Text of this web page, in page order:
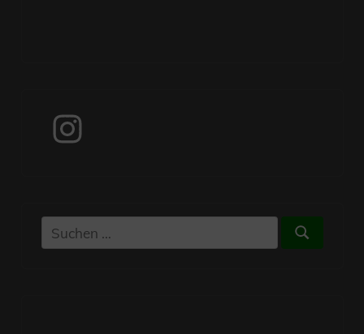
Instagram
Suchen
nach:
Suchen